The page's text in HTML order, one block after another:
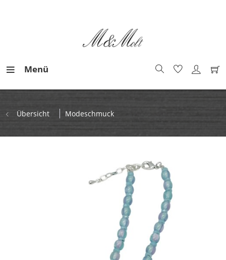
Menü
Übersicht Modeschmuck